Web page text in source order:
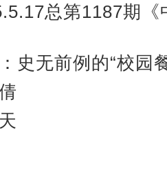
总第1187期《
无前例的“校园